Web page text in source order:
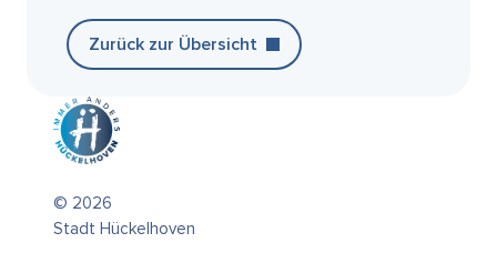
Zurück zur Übersicht
© 2026
Stadt Hückelhoven